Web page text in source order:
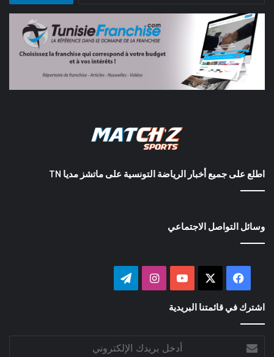
اطلع على جميع أخبار الرياضة التونسية على ماتشز مديا TN
وسائل التواصل الاجتماعي
فيسبوك ‫YouTubeانستقرام
اشترك في قائمتنا البريدية
بريدك